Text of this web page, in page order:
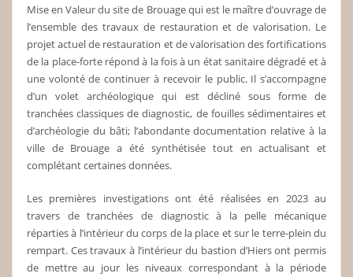
Mise en Valeur du site de Brouage qui est le maître d’ouvrage de
l’ensemble des travaux de restauration et de valorisation. Le
projet actuel de restauration et de valorisation des fortifications
de la place-forte répond à la fois à un état sanitaire dégradé et à
une volonté de continuer à recevoir le public. Il s’accompagne
d’un volet archéologique qui est décliné sous forme de
tranchées classiques de diagnostic, de fouilles sédimentaires et
d’archéologie du bâti; l’abondante documentation relative à la
ville de Brouage a été synthétisée tout en actualisant et
complétant certaines données.
Les premières investigations ont été réalisées en 2023 au
travers de tranchées de diagnostic à la pelle mécanique
réparties à l’intérieur du corps de la place et sur le terre-plein du
rempart. Ces travaux à l’intérieur du bastion d’Hiers ont permis
de mettre au jour les niveaux correspondant à la période